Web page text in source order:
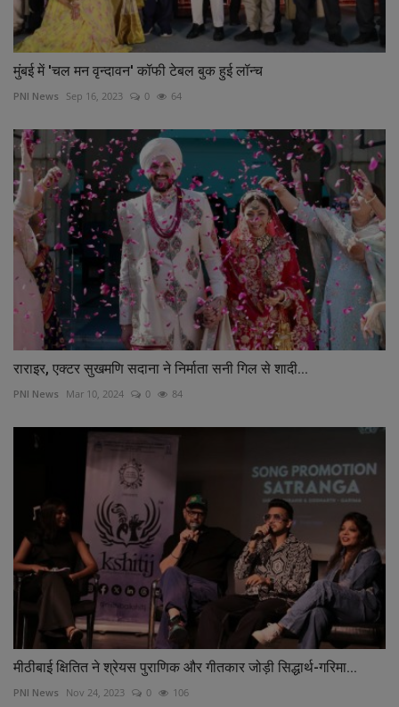
मुंबई में 'चल मन वृन्दावन' कॉफी टेबल बुक हुई लॉन्च
PNI News Sep 16, 2023 0 64
राराइर, एक्टर सुखमणि सदाना ने निर्माता सनी गिल से शादी...
PNI News Mar 10, 2024 0 84
मीठीबाई क्षितित ने श्रेयस पुराणिक और गीतकार जोड़ी सिद्धार्थ-गरिमा...
PNI News Nov 24, 2023 0 106